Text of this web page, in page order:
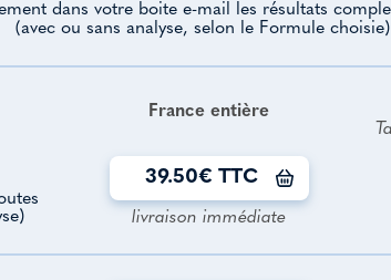
dans votre boite e-mail les résultats
(avec ou sans analyse, selon le Formule choisie)
France entière
39.50€ TTC
livraison immédiate